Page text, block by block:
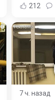
212
i
7 ч. назад